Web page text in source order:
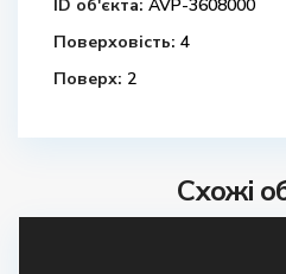
ID об'єкта: AVP-3608000
Поверховість: 4
Поверх: 2
Схожі